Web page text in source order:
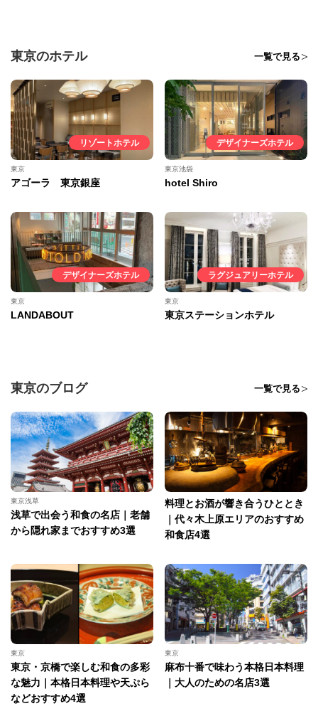
東京のホテル 一覧で見る
リゾートホテル
東京
アゴーラ 東京銀座
デザイナーズホテル
東京池袋
hotel Shiro
デザイナーズホテル
東京
LANDABOUT
ラグジュアリーホテル
東京
東京ステーションホテル
東京のブログ 一覧で見る
東京浅草
浅草で出会う和食の名店｜老舗
から隠れ家までおすすめ3選
料理とお酒が響き合うひととき
｜代々木上原エリアのおすすめ
和食店4選
東京
東京・京橋で楽しむ和食の多彩
な魅力｜本格日本料理や天ぷら
などおすすめ4選
東京
麻布十番で味わう本格日本料理
｜大人のための名店3選